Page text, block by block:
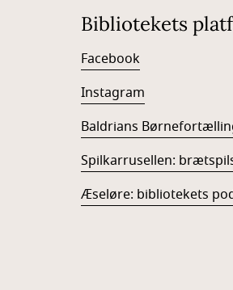
Bibliotekets
Facebook
Instagram
Baldrians
Spilkarrusellen:
Æseløre: bibliotekets